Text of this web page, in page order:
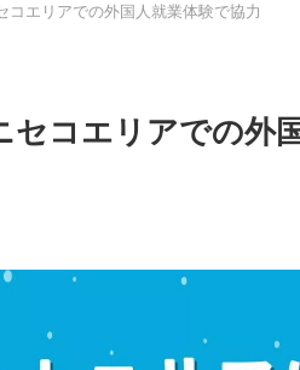
エリアでの外国人就業体験で協力
セコエリアでの外